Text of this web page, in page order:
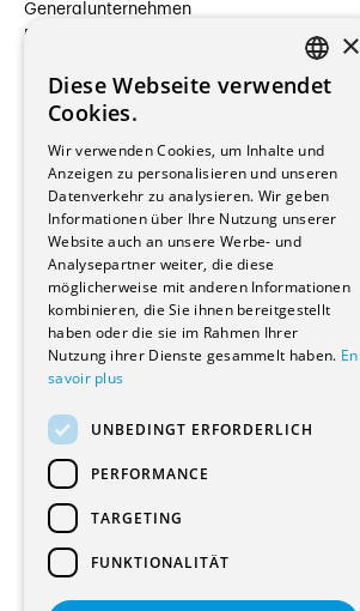
Generalunternehmen
Beauftragte Unternehmen
Hersteller/Lieferanten
Bauherrschaften
Immobilienverwaltungsgesellschaften
Stockwerkeigentum
Reportagen
Wohnungen
Renovierungen
Innere Umbauten
Gastgewerbe und Tourismus
Verwaltungsgebäude und Geschäfte
Schuleinrichtungen
Medizinische Einrichtungen
Kultur - Sport - Freizeit
Industrie - Handwerk
Transport und Parkplätze
Diverse Bauten
FRENCH
×
Diese Webseite verwendet
Cookies.
Wir verwenden Cookies, um Inhalte und
Anzeigen zu personalisieren und unseren
Datenverkehr zu analysieren. Wir geben
Informationen über Ihre Nutzung unserer
Website auch an unsere Werbe- und
Analysepartner weiter, die diese
möglicherweise mit anderen Informationen
kombinieren, die Sie ihnen bereitgestellt
haben oder die sie im Rahmen Ihrer
Nutzung ihrer Dienste gesammelt haben. En
savoir plus
UNBEDINGT ERFORDERLICH
PERFORMANCE
TARGETING
FUNKTIONALITÄT